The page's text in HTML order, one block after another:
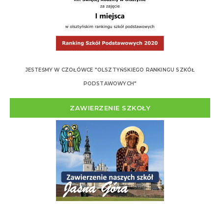
JESTEŚMY W CZOŁÓWCE "OLSZTYŃSKIEGO RANKINGU SZKÓŁ
PODSTAWOWYCH"
ZAWIERZENIE SZKOŁY